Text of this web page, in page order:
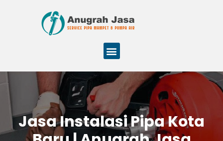
Jasa Instalasi Pipa Kota